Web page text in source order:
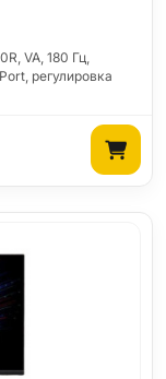
VA, 180 Гц,
регулировка